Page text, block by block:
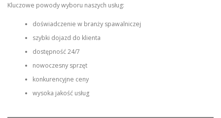
Kluczowe powody wyboru naszych usług:
doświadczenie w branży spawalniczej
szybki dojazd do klienta
dostępność 24/7
nowoczesny sprzęt
konkurencyjne ceny
wysoka jakość usług